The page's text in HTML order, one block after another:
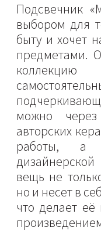
Подсвечник
выбором для
быту и хочет
предметами.
можно
авторских
работы, а
вещь не
но и несет в
что делает её